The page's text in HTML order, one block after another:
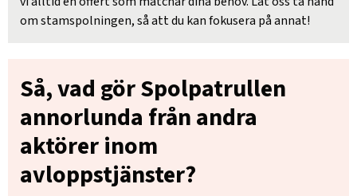
om stamspolningen, så att du kan fokusera på annat!
Så, vad gör Spolpatrullen
annorlunda från andra
aktörer inom
avloppstjänster?